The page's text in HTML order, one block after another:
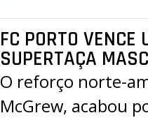
FC PORTO VENCE
SUPERTAÇA
O reforço norte-
McGrew, acabou